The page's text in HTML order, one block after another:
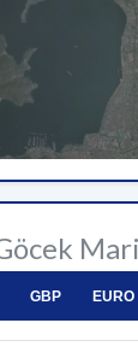
GBP EURO